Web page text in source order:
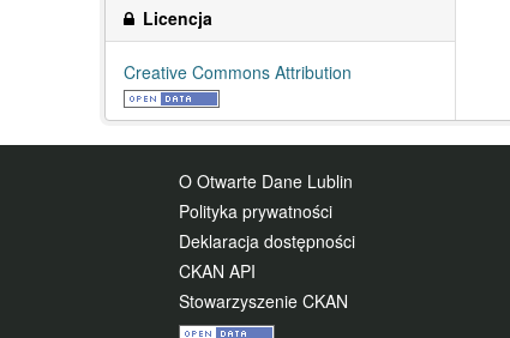
Licencja
Creative Commons Attribution
O Otwarte Dane Lublin
Polityka prywatności
Deklaracja dostępności
CKAN API
Stowarzyszenie CKAN